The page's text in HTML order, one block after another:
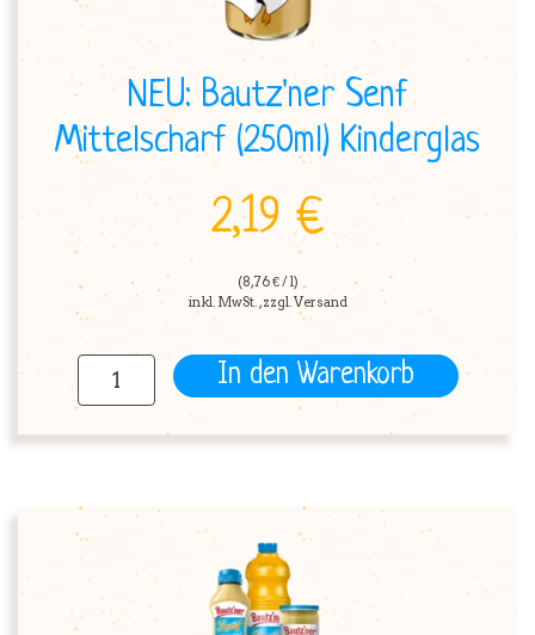
NEU: Bautz'ner Senf
Mittelscharf (250ml) Kinderglas
2,19 €
(8,76 € / l)
inkl. MwSt. , zzgl. Versand
In den Warenkorb